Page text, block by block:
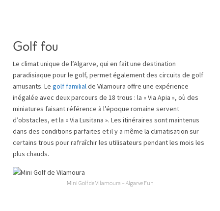
Golf fou
Le climat unique de l’Algarve, qui en fait une destination
paradisiaque pour le golf, permet également des circuits de golf
amusants. Le golf familialde Vilamoura offre une expérience
inégalée avec deux parcours de 18 trous : la « Via Apia », où des
miniatures faisant référence à l’époque romaine servent
d’obstacles, et la « Via Lusitana ». Les itinéraires sont maintenus
dans des conditions parfaites et il y a même la climatisation sur
certains trous pour rafraîchir les utilisateurs pendant les mois les
plus chauds.
Mini Golf de Vilamoura – Algarve Fun